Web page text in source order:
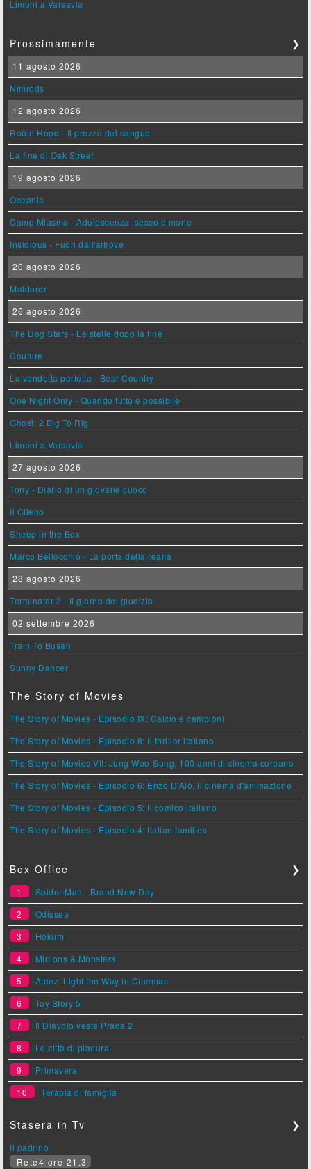
Limoni a Varsavia
Prossimamente ❯
11 agosto 2026
Nimrods
12 agosto 2026
Robin Hood - Il prezzo del sangue
La fine di Oak Street
19 agosto 2026
Oceania
Camp Miasma - Adolescenza, sesso e morte
Insidious - Fuori dall'altrove
20 agosto 2026
Maldoror
26 agosto 2026
The Dog Stars - Le stelle dopo la fine
Couture
La vendetta perfetta - Bear Country
One Night Only - Quando tutto è possibile
Ghost: 2 Big To Rig
Limoni a Varsavia
27 agosto 2026
Tony - Diario di un giovane cuoco
Il Cileno
Sheep in the Box
Marco Bellocchio - La porta della realtà
28 agosto 2026
Terminator 2 - Il giorno del giudizio
02 settembre 2026
Train To Busan
Sunny Dancer
The Story of Movies
The Story of Movies - Episodio IX: Calcio e campioni
The Story of Movies - Episodio 8: Il thriller italiano
The Story of Movies VII: Jung Woo-Sung, 100 anni di cinema coreano
The Story of Movies - Episodio 6: Enzo D'Alò, il cinema d'animazione
The Story of Movies - Episodio 5: Il comico italiano
The Story of Movies - Episodio 4: Italian families
Box Office ❯
1
Spider-Man - Brand New Day
2
Odissea
3
Hokum
4
Minions & Monsters
5
Ateez: Light the Way in Cinemas
6
Toy Story 5
7
Il Diavolo veste Prada 2
8
Le città di pianura
9
Primavera
10
Terapia di famiglia
Stasera in Tv ❯
Il padrino
Rete4 ore 21.3